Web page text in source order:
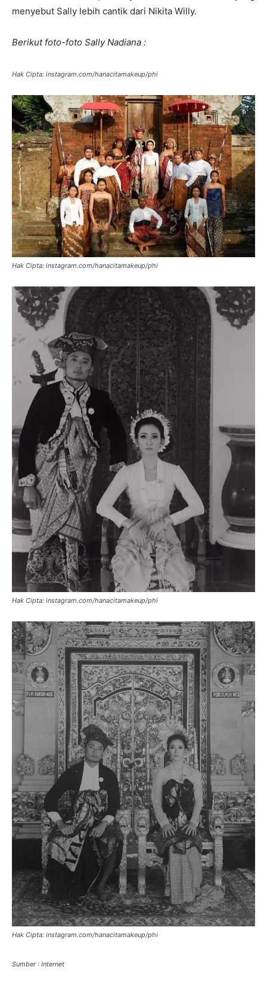
menyebut Sally lebih cantik dari Nikita Willy.
Berikut foto-foto Sally Nadiana :
Hak Cipta: instagram.com/hanacitamakeup/phi
Hak Cipta: instagram.com/hanacitamakeup/phi
Hak Cipta: instagram.com/hanacitamakeup/phi
Hak Cipta: instagram.com/hanacitamakeup/phi
Sumber : Internet